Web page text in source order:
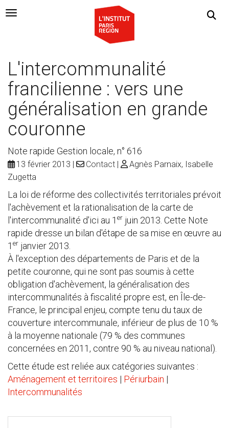
Navigation Toggle
L'intercommunalité
francilienne : vers une
généralisation en grande
couronne
Note rapide Gestion locale, n° 616
13 février 2013 Contact
Agnès Parnaix, Isabelle
Zugetta
La loi de réforme des collectivités territoriales prévoit
l'achèvement et la rationalisation de la carte de
l'intercommunalité d'ici au 1 er juin 2013. Cette Note
rapide dresse un bilan d'étape de sa mise en œuvre au
1 er janvier 2013.
À l'exception des départements de Paris et de la
petite couronne, qui ne sont pas soumis à cette
obligation d'achèvement, la généralisation des
intercommunalités à fiscalité propre est, en Île-de-
France, le principal enjeu, compte tenu du taux de
couverture intercommunale, inférieur de plus de 10 %
à la moyenne nationale (79 % des communes
concernées en 2011, contre 90 % au niveau national).
Cette étude est reliée aux catégories suivantes :
Aménagement et territoires | Périurbain |
Intercommunalités